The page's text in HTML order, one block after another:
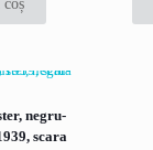
negru-
scara